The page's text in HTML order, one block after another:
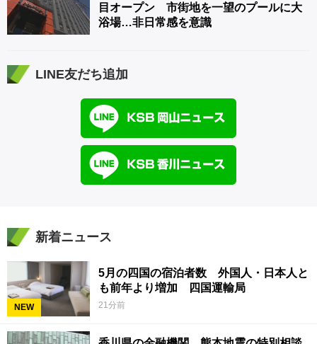
目オープン 市街地を一望のプールに大
浴場…非日常感を意識
LINE友だち追加
新着ニュース
NEW
5月の四国の宿泊者数 外国人・日本人と
も前年より増加 四国運輸局
21分前